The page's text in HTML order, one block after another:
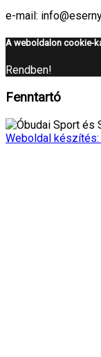
e-mail:
A weboldalon cookie-
Rendben!
Fenntartó
Óbudai Sport és
Weboldal készítés: